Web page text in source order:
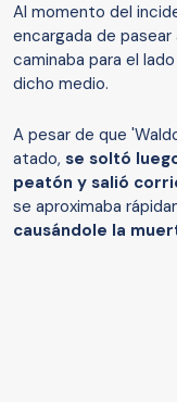
Al momento del
encargada de
caminaba para el
dicho medio.
A pesar de que
atado, se soltó
peatón y salió
se aproximaba
causándole la